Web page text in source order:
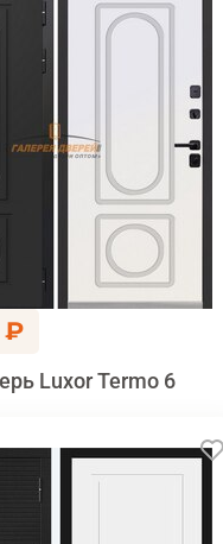
₽
Luxor Termo 6